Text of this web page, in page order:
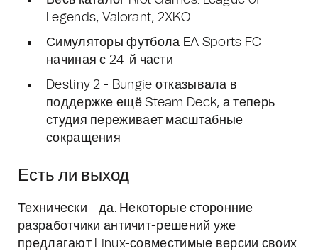
Legends, Valorant, 2XKO
Симуляторы футбола EA Sports FC
начиная с 24-й части
Destiny 2 - Bungie отказывала в
поддержке ещё Steam Deck, а теперь
студия переживает масштабные
сокращения
Есть ли выход
Технически - да. Некоторые сторонние
разработчики античит-решений уже
предлагают Linux-совместимые версии своих